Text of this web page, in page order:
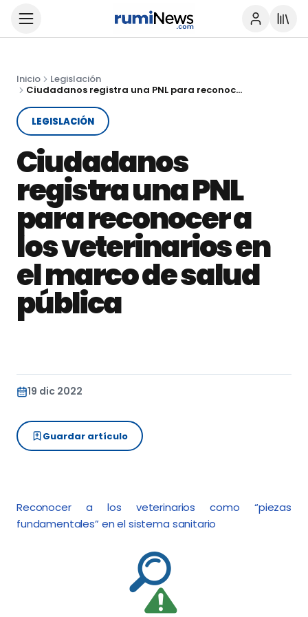
Inicio
Legislación
Ciudadanos registra una PNL para reconocer a los veterinarios en el marco de salud pública
LEGISLACIÓN
Ciudadanos
registra una PNL
para reconocer a
los veterinarios en
el marco de salud
pública
19 dic 2022
Guardar artículo
Reconocer a los veterinarios como “piezas
fundamentales” en el sistema sanitario